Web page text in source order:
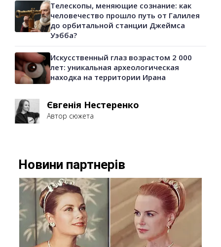
Телескопы, меняющие сознание: как
человечество прошло путь от Галилея
до орбитальной станции Джеймса
Уэбба?
Искусственный глаз возрастом 2 000
лет: уникальная археологическая
находка на территории Ирана
Євгенія Нестеренко
Автор сюжета